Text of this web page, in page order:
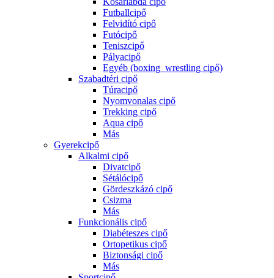
Futballcipő
Felvidító cipő
Futócipő
Teniszcipő
Pályacipő
Egyéb (boxing_wrestling cipő)
Szabadtéri cipő
Túracipő
Nyomvonalas cipő
Trekking cipő
Aqua cipő
Más
Gyerekcipő
Alkalmi cipő
Divatcipő
Sétálócipő
Gördeszkázó cipő
Csizma
Más
Funkcionális cipő
Diabéteszes cipő
Ortopetikus cipő
Biztonsági cipő
Más